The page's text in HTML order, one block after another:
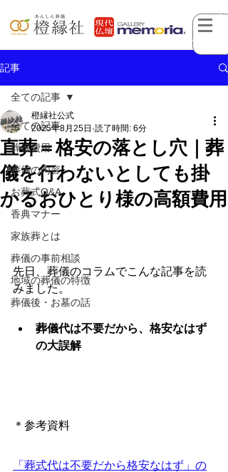
記事
全ての記事
葬儀費用
葬儀の内容
お葬式Q&A
香典マナー
家族葬とは
葬儀の事前相談
地域の葬儀の特徴
葬儀後・お墓の話
全ての記事
直葬＝格安の落とし穴｜葬
儀を行わないとしても掛
かるおひとり様の高額費用
橙縁社公式
2025年8月25日 読了時間: 6分
先日、葬儀のコラムでこんな記事を読
みました。
葬儀代は不要だから、格安なはず
の大誤解
＊参考資料
「葬式代は不要だから格安なはず」の